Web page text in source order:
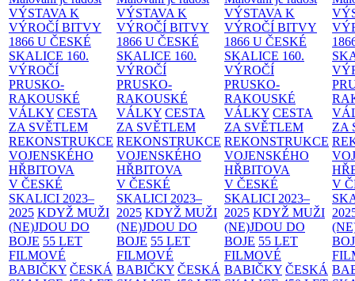
VÝSTAVA K
VÝROČÍ BITVY
1866 U ČESKÉ
SKALICE 160.
VÝROČÍ
PRUSKO-
RAKOUSKÉ
VÁLKY CESTA
ZA SVĚTLEM
REKONSTRUKCE
VOJENSKÉHO
HŘBITOVA
V ČESKÉ
SKALICI 2023–
2025 KDYŽ MUŽI
(NE)JDOU DO
BOJE 55 LET
FILMOVÉ
BABIČKY ČESKÁ
VÝSTAVA K
VÝROČÍ BITVY
1866 U ČESKÉ
SKALICE 160.
VÝROČÍ
PRUSKO-
RAKOUSKÉ
VÁLKY CESTA
ZA SVĚTLEM
REKONSTRUKCE
VOJENSKÉHO
HŘBITOVA
V ČESKÉ
SKALICI 2023–
2025 KDYŽ MUŽI
(NE)JDOU DO
BOJE 55 LET
FILMOVÉ
BABIČKY ČESKÁ
VÝSTAVA K
VÝROČÍ BITVY
1866 U ČESKÉ
SKALICE 160.
VÝROČÍ
PRUSKO-
RAKOUSKÉ
VÁLKY CESTA
ZA SVĚTLEM
REKONSTRUKCE
VOJENSKÉHO
HŘBITOVA
V ČESKÉ
SKALICI 2023–
2025 KDYŽ MUŽI
(NE)JDOU DO
BOJE 55 LET
FILMOVÉ
BABIČKY ČESKÁ
ZA
V